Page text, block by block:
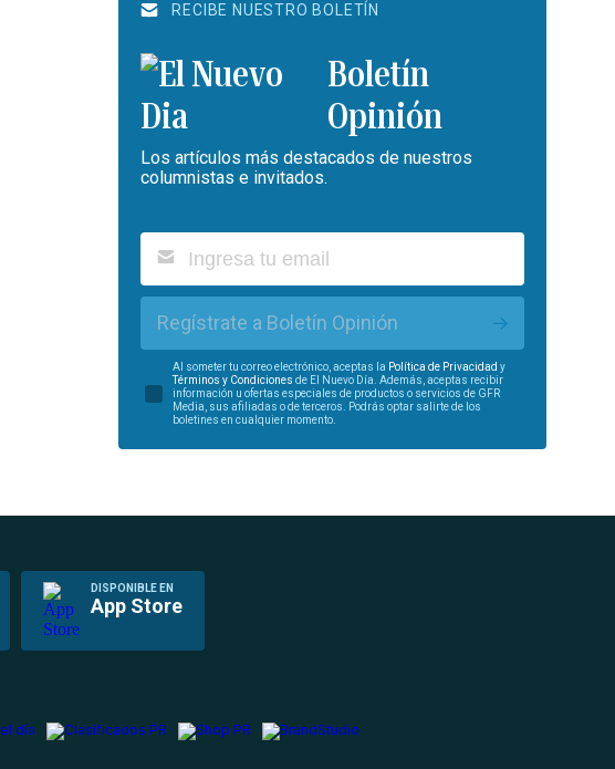
RECIBE NUESTRO BOLETÍN
Boletín
Opinión
Los artículos más destacados de nuestros
columnistas e invitados.
Regístrate a Boletín Opinión
Al someter tu correo electrónico, aceptas la Política de Privacidad y
Términos y Condiciones de El Nuevo Día. Además, aceptas recibir
información u ofertas especiales de productos o servicios de GFR
Media, sus afiliadas o de terceros. Podrás optar salirte de los
boletines en cualquier momento.
DISPONIBLE EN
App Store